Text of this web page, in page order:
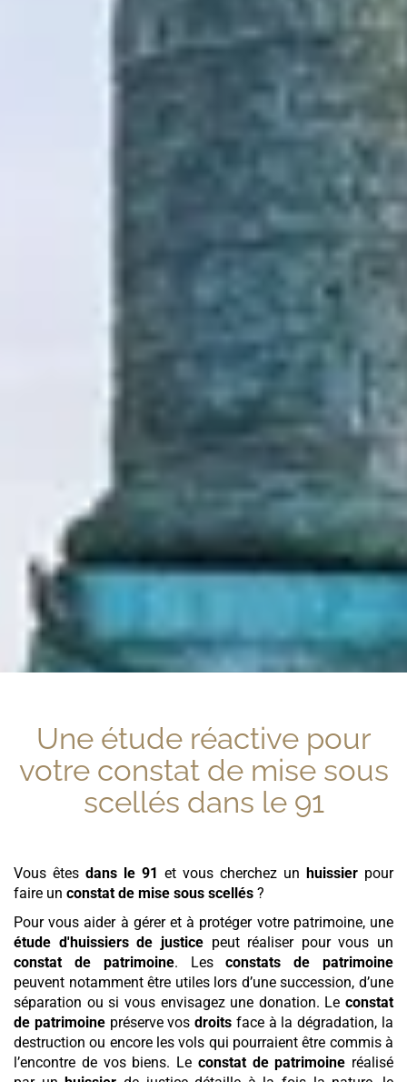
Une étude réactive pour
votre constat de mise sous
scellés dans le 91
Vous êtes dans le 91 et vous cherchez un huissier pour
faire un constat de mise sous scellés ?
Pour vous aider à gérer et à protéger votre patrimoine, une
étude d'huissiers de justicepeut réaliser pour vous un
constat de patrimoine. Lesconstats de patrimoine
peuvent notamment être utiles lors d’une succession, d’une
séparation ou si vous envisagez une donation. Le constat
de patrimoinepréserve vosdroits face à la dégradation, la
destruction ou encore les vols qui pourraient être commis à
l’encontre de vos biens. Le constat de patrimoine réalisé